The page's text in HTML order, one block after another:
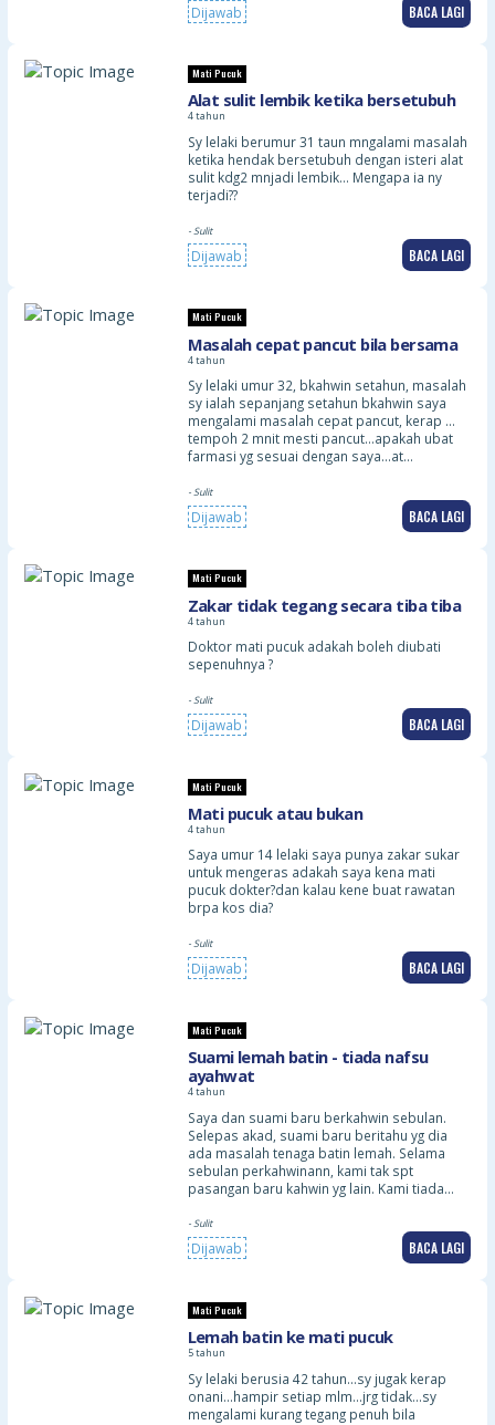
Dijawab BACA LAGI
Mati Pucuk
Alat sulit lembik ketika bersetubuh
4 tahun
Sy lelaki berumur 31 taun mngalami masalah
ketika hendak bersetubuh dengan isteri alat
sulit kdg2 mnjadi lembik… Mengapa ia ny
terjadi??
- Sulit
Dijawab BACA LAGI
Mati Pucuk
Masalah cepat pancut bila bersama
4 tahun
Sy lelaki umur 32, bkahwin setahun, masalah
sy ialah sepanjang setahun bkahwin saya
mengalami masalah cepat pancut, kerap …
tempoh 2 mnit mesti pancut…apakah ubat
farmasi yg sesuai dengan saya…at…
- Sulit
Dijawab BACA LAGI
Mati Pucuk
Zakar tidak tegang secara tiba tiba
4 tahun
Doktor mati pucuk adakah boleh diubati
sepenuhnya ?
- Sulit
Dijawab BACA LAGI
Mati Pucuk
Mati pucuk atau bukan
4 tahun
Saya umur 14 lelaki saya punya zakar sukar
untuk mengeras adakah saya kena mati
pucuk dokter?dan kalau kene buat rawatan
brpa kos dia?
- Sulit
Dijawab BACA LAGI
Mati Pucuk
Suami lemah batin - tiada nafsu
ayahwat
4 tahun
Saya dan suami baru berkahwin sebulan.
Selepas akad, suami baru beritahu yg dia
ada masalah tenaga batin lemah. Selama
sebulan perkahwinann, kami tak spt
pasangan baru kahwin yg lain. Kami tiada…
- Sulit
Dijawab BACA LAGI
Mati Pucuk
Lemah batin ke mati pucuk
5 tahun
Sy lelaki berusia 42 tahun…sy jugak kerap
onani…hampir setiap mlm…jrg tidak…sy
mengalami kurang tegang penuh bila